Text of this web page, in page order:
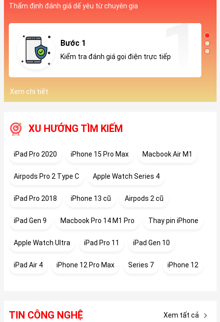
Thẩm định đánh giá dế yêu từ chuyên gia
Xem chi tiết
Bước 1
Kiểm tra đánh giá gọi điện trực tiếp
XU HƯỚNG TÌM KIẾM
iPad Pro 2020 iPhone 15 Pro Max Macbook Air M1
Airpods Pro 2 Type C Apple Watch Series 4
iPad Pro 2018 iPhone 13 cũ Airpods 2 cũ
iPad Gen 9 Macbook Pro 14 M1 Pro Thay pin iPhone
Apple Watch Ultra iPad Pro 11 iPad Gen 10
iPad Air 4 iPhone 12 Pro Max Series 7 iPhone 12
TIN CÔNG NGHỆ Xem tất cả